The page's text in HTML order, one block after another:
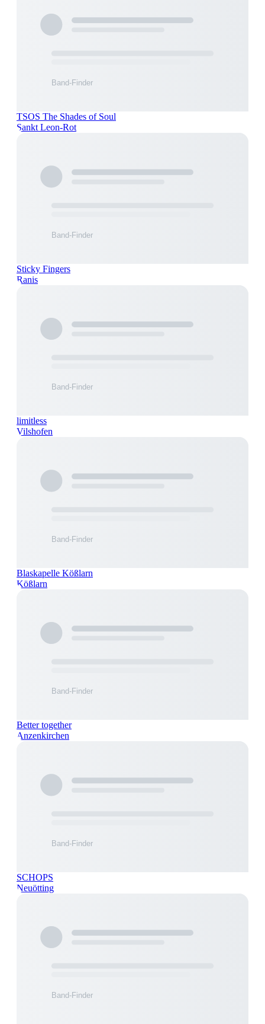
TSOS The Shades of Soul
Sankt Leon-Rot
Sticky Fingers
Ranis
limitless
Vilshofen
Blaskapelle Kößlarn
Kößlarn
Better together
Anzenkirchen
SCHOPS
Neuötting